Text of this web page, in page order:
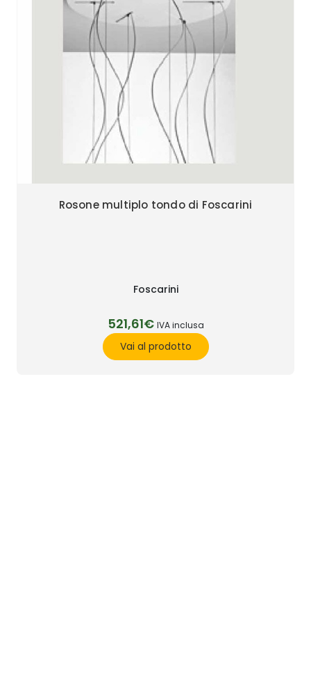
Rosone multiplo tondo di Foscarini
Foscarini
521,61€ IVA inclusa
Vai al prodotto